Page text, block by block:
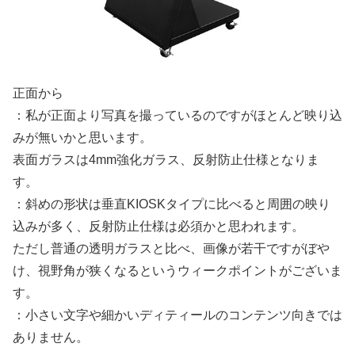
正面から
：私が正面より写真を撮っているのですがほとんど映り込
みが無いかと思います。
表面ガラスは4mm強化ガラス、反射防止仕様となりま
す。
：斜めの形状は垂直KIOSKタイプに比べると周囲の映り
込みが多く、反射防止仕様は必須かと思われます。
ただし普通の透明ガラスと比べ、画像が若干ですがぼや
け、視野角が狭くなるというウィークポイントがございま
す。
：小さい文字や細かいディティールのコンテンツ向きでは
ありません。